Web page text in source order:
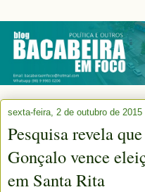
sexta-feira, 2 de outubro de 2015
Pesquisa revela
Gonçalo vence
em Santa Rita